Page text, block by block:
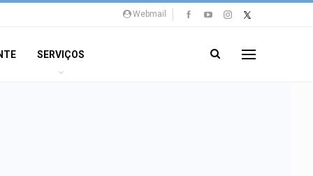
Webmail
SERVIÇOS